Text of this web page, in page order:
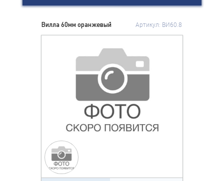
Вилла 60мм оранжевый Артикул: ВИ60.8